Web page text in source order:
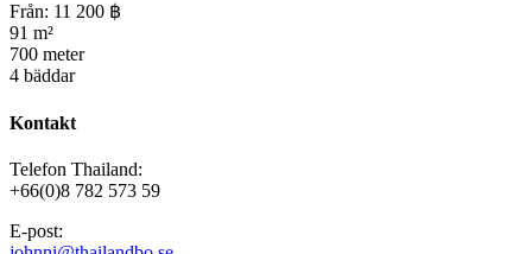
Från: 11 200 ฿
91 m²
700 meter
4 bäddar
Kontakt
Telefon Thailand:
+66(0)8 782 573 59
E-post: